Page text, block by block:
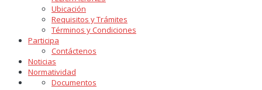
Ubicación
Requisitos y Trámites
Términos y Condiciones
Participa
Contáctenos
Noticias
Normatividad
Documentos